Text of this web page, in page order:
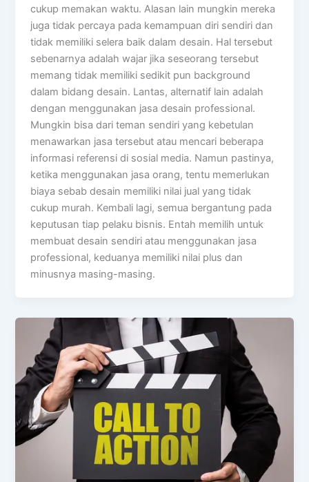
cukup memakan waktu. Alasan lain mungkin mereka
juga tidak percaya pada kemampuan diri sendiri dan
tidak memiliki selera baik dalam desain. Hal tersebut
sebenarnya adalah wajar jika seseorang tersebut
memang tidak memiliki sedikit pun background
dalam bidang desain. Lantas, alternatif lain adalah
dengan menggunakan jasa desain professional.
Mungkin bisa dari teman sendiri yang kebetulan
menawarkan jasa tersebut atau mencari beberapa
informasi referensi di sosial media. Namun pastinya,
ketika menggunakan jasa orang, tentu memerlukan
biaya sebab desain memiliki nilai jual yang tidak
cukup murah. Kembali lagi, semua bergantung pada
keputusan tiap pelaku bisnis. Entah memilih untuk
membuat desain sendiri atau menggunakan jasa
professional, keduanya memiliki nilai plus dan
minusnya masing-masing.